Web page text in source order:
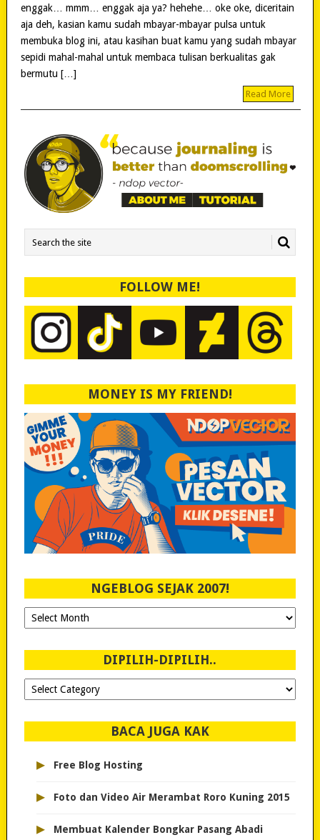
enggak… mmm… enggak aja ya? hehehe… oke oke, diceritain
aja deh, kasian kamu sudah mbayar-mbayar pulsa untuk
membuka blog ini, atau kasihan buat kamu yang sudah mbayar
sepidi mahal-mahal untuk membaca tulisan berkualitas gak
bermutu […]
Read More
FOLLOW ME!
MONEY IS MY FRIEND!
NGEBLOG SEJAK 2007!
Ngeblog
Sejak
DIPILIH-DIPILIH..
Dipilih-
dipilih..
BACA JUGA KAK
▸ Free Blog Hosting
▸ Foto dan Video Air Merambat Roro Kuning 2015
▸ Membuat Kalender Bongkar Pasang Abadi